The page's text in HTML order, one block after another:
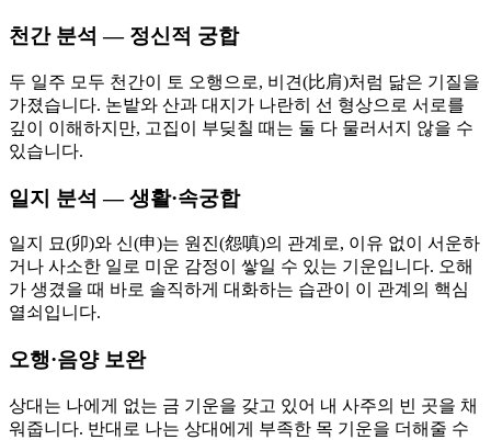
천간 분석 — 정신적 궁합
두 일주 모두 천간이 토 오행으로, 비견(比肩)처럼 닮은 기질을
가졌습니다. 논밭와 산과 대지가 나란히 선 형상으로 서로를
깊이 이해하지만, 고집이 부딪칠 때는 둘 다 물러서지 않을 수
있습니다.
일지 분석 — 생활·속궁합
일지 묘(卯)와 신(申)는 원진(怨嗔)의 관계로, 이유 없이 서운하
거나 사소한 일로 미운 감정이 쌓일 수 있는 기운입니다. 오해
가 생겼을 때 바로 솔직하게 대화하는 습관이 이 관계의 핵심
열쇠입니다.
오행·음양 보완
상대는 나에게 없는 금 기운을 갖고 있어 내 사주의 빈 곳을 채
워줍니다. 반대로 나는 상대에게 부족한 목 기운을 더해줄 수